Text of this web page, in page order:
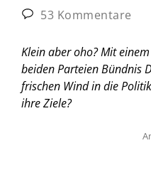
53 Kommentare
Klein aber oho? Mit
beiden Parteien Bündnis
frischen Wind in die
ihre Ziele?